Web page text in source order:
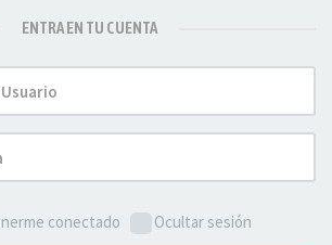
ENTRA EN TU CUENTA
conectado Ocultar sesión